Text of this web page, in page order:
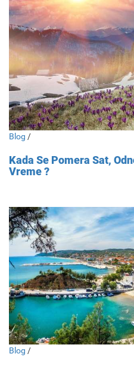
Blog /
Kada Se Pomera Sat,
Vreme ?
Blog /